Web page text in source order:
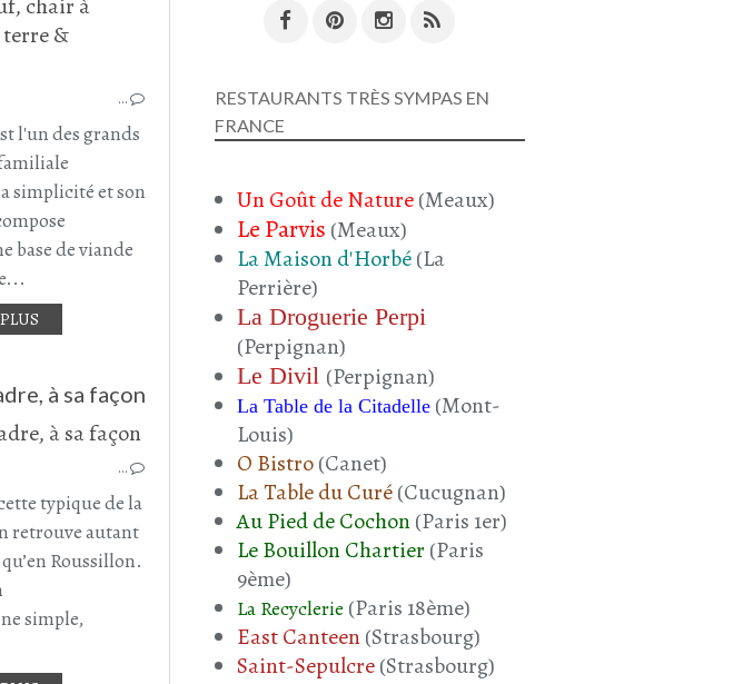
TERRE
FROMAGE
2025
PLAT COMPLET
COURGETTE
CHAIR À SAUCISSE
POIVRON ROUGE
…
l'un des grands
simplicité et son
base de viande
COMPLET
POIVRON
JAUNE
ROUGE
BOEUF
HACHÉ
à sa façon
CUISINE CATALANE
RECETTE CATALANE
LA CUISINE DE LA MADRE
ESCALIVADA
AUBERGINE
POIVRON
TOMATE
AOÛT 2025
…
typique de la
retrouve autant
Roussillon.
simple,
RESTAURANTS TRÈS SYMPAS EN
FRANCE
Un Goût de Nature(Meaux)
Le Parvis (Meaux)
La Maison d'Horbé(La
Perrière)
La Droguerie Perpi
(Perpignan)
Le Divil (Perpignan)
La Table de la Citadelle (Mont-
Louis)
O Bistro(Canet)
La Table du Curé(Cucugnan)
Au Pied de Cochon(Paris 1er)
Le Bouillon Chartier (Paris
9ème)
La Recyclerie (Paris 18ème)
East Canteen(Strasbourg)
Saint-Sepulcre(Strasbourg)